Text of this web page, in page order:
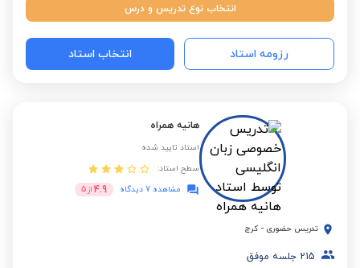
انتخاب نوع تدریس و درس
رزومه استاد انتخاب استاد
هانیه همراه
استاد تایید شده
سطح استاد:
مشاهده 7 دیدگاه
4.9 از 5
تدریس حضوری - کرج
215 جلسه موفق